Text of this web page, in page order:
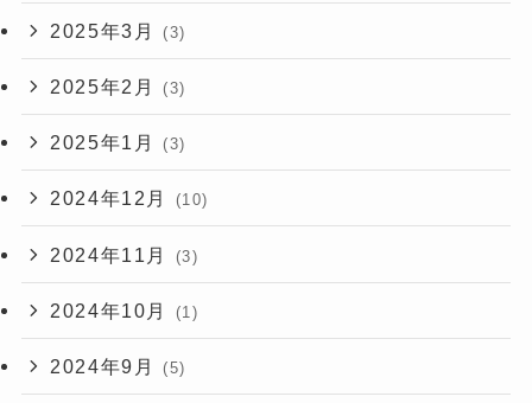
2025年3月 (3)
2025年2月 (3)
2025年1月 (3)
2024年12月 (10)
2024年11月 (3)
2024年10月 (1)
2024年9月 (5)